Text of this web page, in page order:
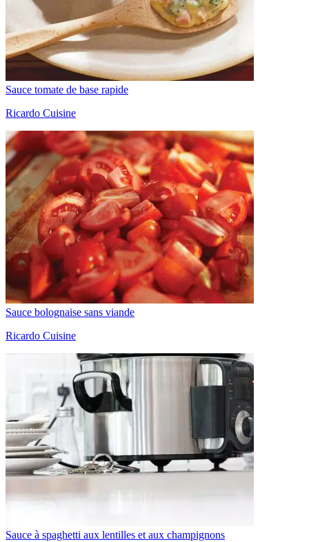
Sauce tomate de base rapide
Ricardo Cuisine
Sauce bolognaise sans viande
Ricardo Cuisine
Sauce à spaghetti aux lentilles et aux champignons